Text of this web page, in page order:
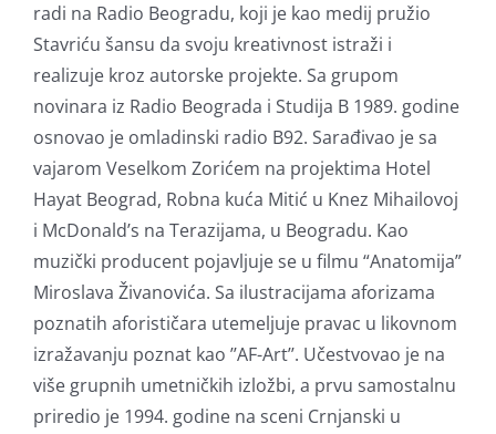
radi na Radio Beogradu, koji je kao medij pružio
Stavriću šansu da svoju kreativnost istraži i
realizuje kroz autorske projekte. Sa grupom
novinara iz Radio Beograda i Studija B 1989. godine
osnovao je omladinski radio B92. Sarađivao je sa
vajarom Veselkom Zorićem na projektima Hotel
Hayat Beograd, Robna kuća Mitić u Knez Mihailovoj
i McDonald’s na Terazijama, u Beogradu. Kao
muzički producent pojavljuje se u filmu “Anatomija”
Miroslava Živanovića. Sa ilustracijama aforizama
poznatih aforističara utemeljuje pravac u likovnom
izražavanju poznat kao ’’AF-Art’’. Učestvovao je na
više grupnih umetničkih izložbi, a prvu samostalnu
priredio je 1994. godine na sceni Crnjanski u